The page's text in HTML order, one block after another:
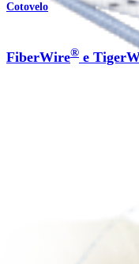
Cotovelo
FiberWire® e